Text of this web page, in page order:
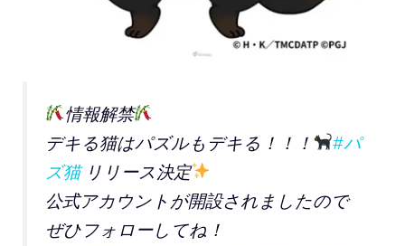
情報解禁
デキる猫はパズルもデキる！！！
#パ
ズ猫リリース決定
公式アカウントが開設されましたので
ぜひフォローしてね！